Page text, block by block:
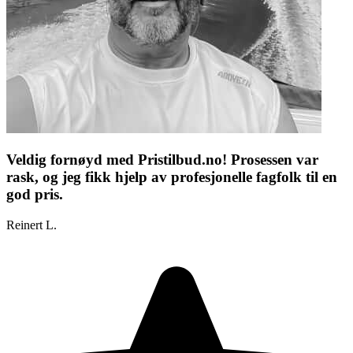
Veldig fornøyd med Pristilbud.no! Prosessen var
rask, og jeg fikk hjelp av profesjonelle fagfolk til en
god pris.
Reinert L.